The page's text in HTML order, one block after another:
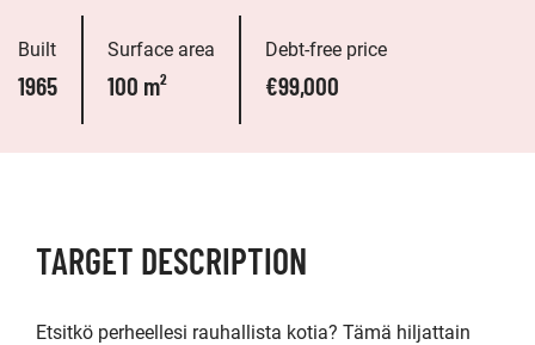
Built
1965
Surface area
100 m²
Debt-free price
€99,000
TARGET DESCRIPTION
Etsitkö perheellesi rauhallista kotia? Tämä hiljattain